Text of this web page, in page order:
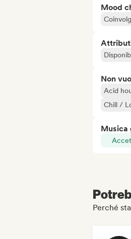
Mood
Non
Acid
Chill /
Musica
Perché